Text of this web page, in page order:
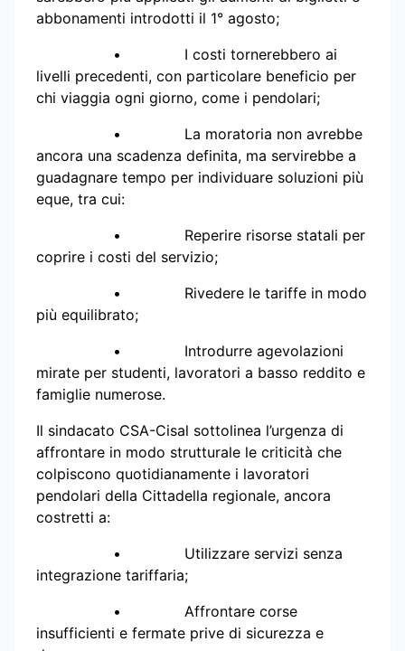
abbonamenti introdotti il 1° agosto;
• I costi tornerebbero ai
livelli precedenti, con particolare beneficio per
chi viaggia ogni giorno, come i pendolari;
• La moratoria non avrebbe
ancora una scadenza definita, ma servirebbe a
guadagnare tempo per individuare soluzioni più
eque, tra cui:
• Reperire risorse statali per
coprire i costi del servizio;
• Rivedere le tariffe in modo
più equilibrato;
• Introdurre agevolazioni
mirate per studenti, lavoratori a basso reddito e
famiglie numerose.
Il sindacato CSA-Cisal sottolinea l’urgenza di
affrontare in modo strutturale le criticità che
colpiscono quotidianamente i lavoratori
pendolari della Cittadella regionale, ancora
costretti a:
• Utilizzare servizi senza
integrazione tariffaria;
• Affrontare corse
insufficienti e fermate prive di sicurezza e